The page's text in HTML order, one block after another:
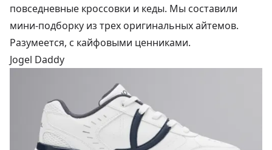
повседневные кроссовки и кеды. Мы составили
мини-подборку из трех оригинальных айтемов.
Разумеется, с кайфовыми ценниками.
Jogel Daddy